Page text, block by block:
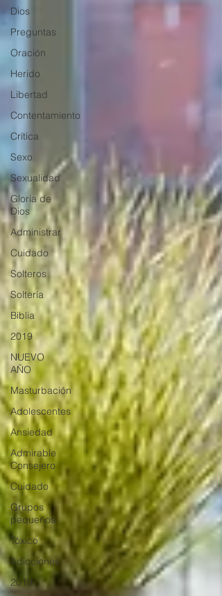
Dios
Preguntas
Oración
Herido
Libertad
Contentamiento
Crítica
Sexo
Sexualidad
Gloria de
Dios
Administrar
Cuidado
Solteros
Soltería
Biblia
2019
NUEVO
AÑO
Masturbación
Adolescentes
Ansiedad
Admirable
Consejero
Cuidado
Grupos
pequeños
Tóxico
Adicciones
2019